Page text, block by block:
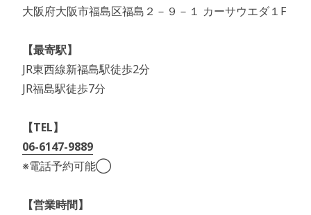
大阪府大阪市福島区福島２－９－１ カーサウエダ１F
【最寄駅】
JR東西線新福島駅徒歩2分
JR福島駅徒歩7分
【TEL】
06-6147-9889
※電話予約可能◯
【営業時間】